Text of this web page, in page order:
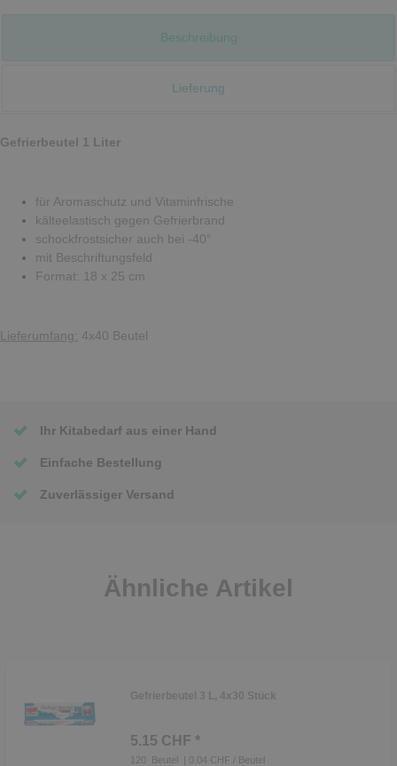
Beschreibung
Lieferung
Gefrierbeutel 1 Liter
für Aromaschutz und Vitaminfrische
kälteelastisch gegen Gefrierbrand
schockfrostsicher auch bei -40°
mit Beschriftungsfeld
Format: 18 x 25 cm
Lieferumfang: 4x40 Beutel
Ihr Kitabedarf aus einer Hand
Einfache Bestellung
Zuverlässiger Versand
Ähnliche Artikel
Gefrierbeutel 3 L, 4x30 Stück
5.15 CHF *
120 Beutel
| 0.04 CHF / Beutel